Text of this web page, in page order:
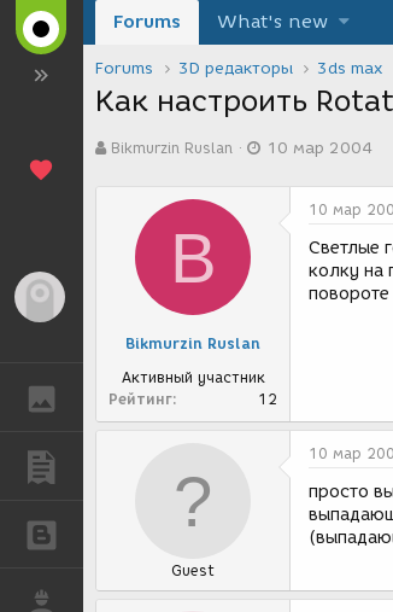
ГАЛЕРЕЯ
Forums What's new
Forums 3D редакторы 3ds max
Как настроить
в
Bikmurzin Ruslan
а
10 мар 2004
B
Bikmurzin Ruslan
Активный участник
Рейтинг
12
10 мар
Светлые
колку на
повороте
Guest
10 мар
просто